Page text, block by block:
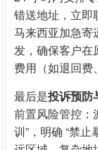
错送地址，立即
马来西亚加急寄
发，确保客户在
费用（如退回费
最后是投诉预防
前置风险管控：
训”，明确 “禁